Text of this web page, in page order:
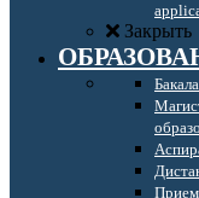
Закрыть
Прием